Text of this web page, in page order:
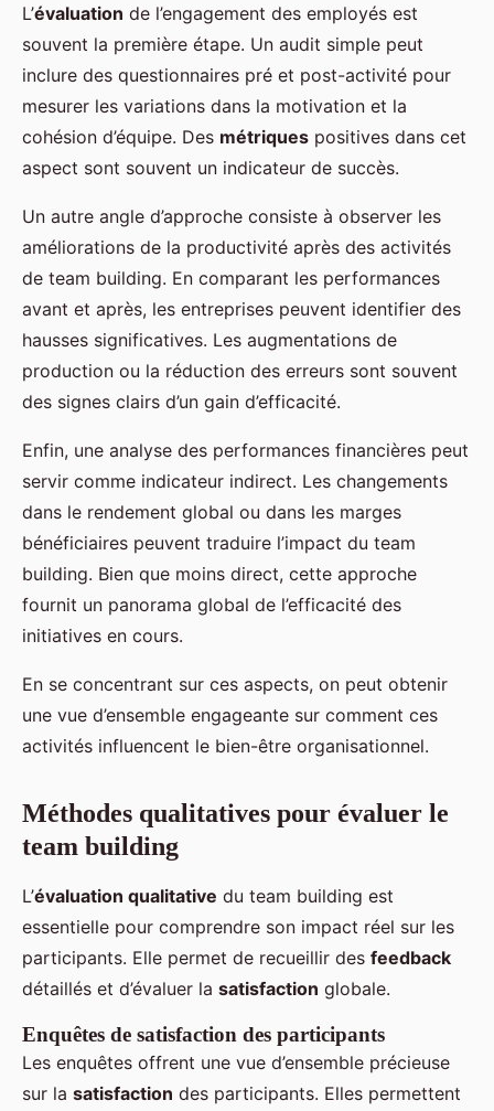
L’évaluation de l’engagement des employés est
souvent la première étape. Un audit simple peut
inclure des questionnaires pré et post-activité pour
mesurer les variations dans la motivation et la
cohésion d’équipe. Des métriques positives dans cet
aspect sont souvent un indicateur de succès.
Un autre angle d’approche consiste à observer les
améliorations de la productivité après des activités
de team building. En comparant les performances
avant et après, les entreprises peuvent identifier des
hausses significatives. Les augmentations de
production ou la réduction des erreurs sont souvent
des signes clairs d’un gain d’efficacité.
Enfin, une analyse des performances financières peut
servir comme indicateur indirect. Les changements
dans le rendement global ou dans les marges
bénéficiaires peuvent traduire l’impact du team
building. Bien que moins direct, cette approche
fournit un panorama global de l’efficacité des
initiatives en cours.
En se concentrant sur ces aspects, on peut obtenir
une vue d’ensemble engageante sur comment ces
activités influencent le bien-être organisationnel.
Méthodes qualitatives pour évaluer le
team building
L’évaluation qualitative du team building est
essentielle pour comprendre son impact réel sur les
participants. Elle permet de recueillir des feedback
détaillés et d’évaluer la satisfaction globale.
Enquêtes de satisfaction des participants
Les enquêtes offrent une vue d’ensemble précieuse
sur la satisfaction des participants. Elles permettent